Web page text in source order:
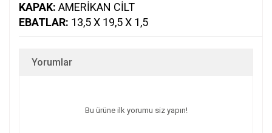
KAPAK: AMERIKAN CILT
EBATLAR: 13,5 X 19,5 X 1,5
Yorumlar
Bu ürüne ilk yorumu siz yapın!